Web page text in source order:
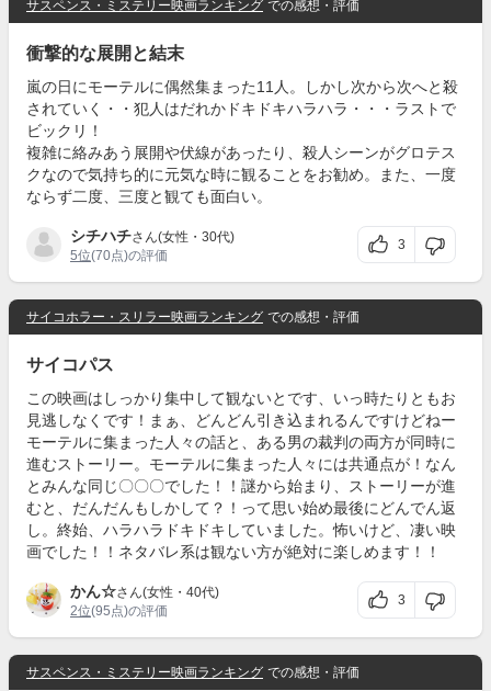
サスペンス・ミステリー映画ランキング での感想・評価
衝撃的な展開と結末
嵐の日にモーテルに偶然集まった11人。しかし次から次へと殺
されていく・・犯人はだれかドキドキハラハラ・・・ラストで
ビックリ！
複雑に絡みあう展開や伏線があったり、殺人シーンがグロテス
クなので気持ち的に元気な時に観ることをお勧め。また、一度
ならず二度、三度と観ても面白い。
シチハチさん(女性・30代)
5位(70点)の評価
3
サイコホラー・スリラー映画ランキング での感想・評価
サイコパス
この映画はしっかり集中して観ないとです、いっ時たりともお
見逃しなくです！まぁ、どんどん引き込まれるんですけどねー
モーテルに集まった人々の話と、ある男の裁判の両方が同時に
進むストーリー。モーテルに集まった人々には共通点が！なん
とみんな同じ〇〇〇でした！！謎から始まり、ストーリーが進
むと、だんだんもしかして？！って思い始め最後にどんでん返
し。終始、ハラハラドキドキしていました。怖いけど、凄い映
画でした！！ネタバレ系は観ない方が絶対に楽しめます！！
かん☆さん(女性・40代)
2位(95点)の評価
3
サスペンス・ミステリー映画ランキング での感想・評価